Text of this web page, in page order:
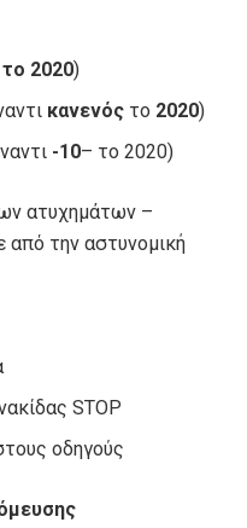
2020)
κανενός το 2020)
-10– το 2020)
ατυχημάτων –
την αστυνομική
STOP
οδηγούς